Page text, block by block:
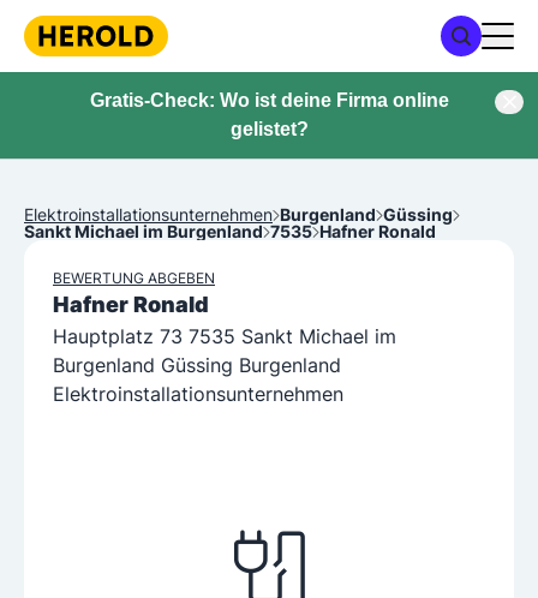
Gratis-Check: Wo ist deine Firma online
gelistet?
Elektroinstallationsunternehmen Burgenland Güssing
Sankt Michael im Burgenland 7535 Hafner Ronald
BEWERTUNG ABGEBEN
Hafner Ronald
Hauptplatz 73 7535 Sankt Michael im
Burgenland Güssing Burgenland
Elektroinstallationsunternehmen